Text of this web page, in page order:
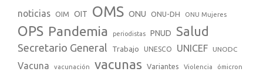
noticias OIM OIT OMS ONU ONU-DH ONU Mujeres
OPS Pandemia periodistas PNUD Salud
Secretario General Trabajo UNESCO UNICEF UNODC
Vacuna vacunación vacunas Variantes Violencia ómicron